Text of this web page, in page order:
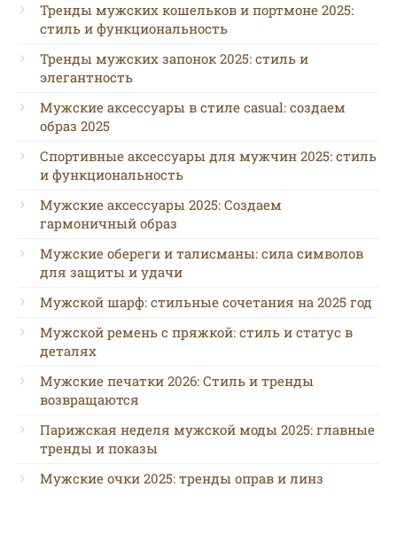
Тренды мужских кошельков и портмоне 2025:
стиль и функциональность
Тренды мужских запонок 2025: стиль и
элегантность
Мужские аксессуары в стиле casual: создаем
образ 2025
Спортивные аксессуары для мужчин 2025: стиль
и функциональность
Мужские аксессуары 2025: Создаем
гармоничный образ
Мужские обереги и талисманы: сила символов
для защиты и удачи
Мужской шарф: стильные сочетания на 2025 год
Мужской ремень с пряжкой: стиль и статус в
деталях
Мужские печатки 2026: Стиль и тренды
возвращаются
Парижская неделя мужской моды 2025: главные
тренды и показы
Мужские очки 2025: тренды оправ и линз